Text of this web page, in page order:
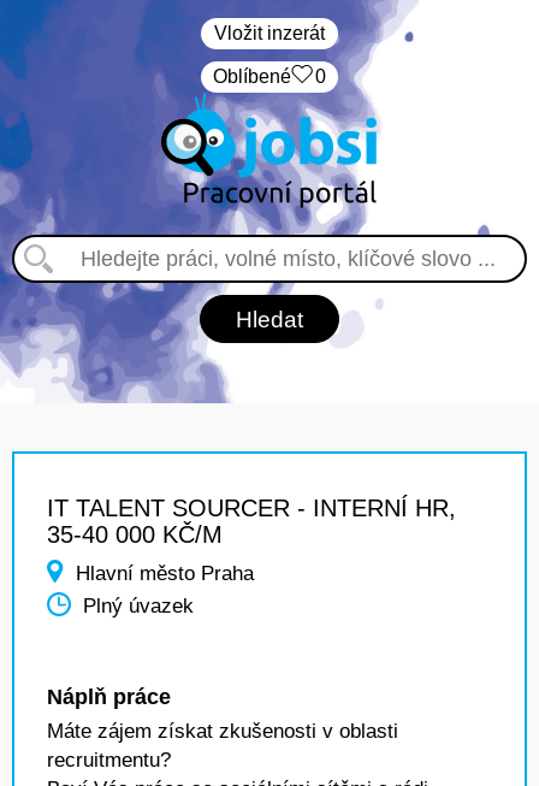
Vložit inzerát
Oblíbené 0
IT TALENT SOURCER - INTERNÍ HR,
35-40 000 KČ/M
Hlavní město Praha
Plný úvazek
Náplň práce
Máte zájem získat zkušenosti v oblasti
recruitmentu?